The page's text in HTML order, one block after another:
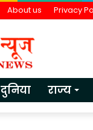
About us Privacy
दुनिया राज्य